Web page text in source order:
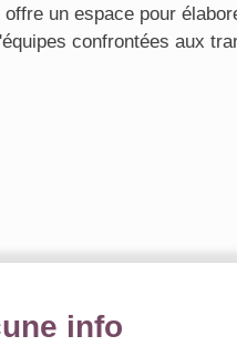
un espace pour
confrontées aux
info